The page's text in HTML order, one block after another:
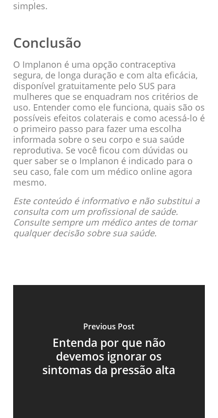
simples.
Conclusão
O Implanon é uma opção contraceptiva
segura, de longa duração e com alta eficácia,
disponível gratuitamente pelo SUS para
mulheres que se enquadram nos critérios de
uso. Entender como ele funciona, quais são os
possíveis efeitos colaterais e como acessá-lo é
o primeiro passo para fazer uma escolha
informada sobre o seu corpo e sua saúde
reprodutiva. Se você ficou com dúvidas ou
quer saber se o Implanon é indicado para o
seu caso, fale com um médico online agora
mesmo.
Este conteúdo é informativo e não substitui a
consulta com um profissional de saúde.
Consulte sempre um médico antes de tomar
qualquer decisão sobre sua saúde.
Previous Post
Entenda por que não
devemos ignorar os
sintomas da pressão alta